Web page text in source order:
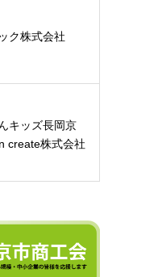
ク株式会社
キッズ長岡京
create株式会社